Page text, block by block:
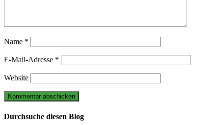
Name *
E-Mail-Adresse *
Website
Durchsuche diesen Blog